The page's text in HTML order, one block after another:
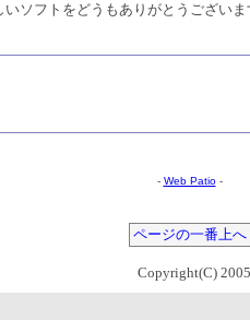
いソフトをどうもありがとうございま
- Web Patio-
ページの一番上へ
Copyright(C)